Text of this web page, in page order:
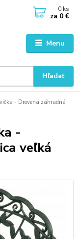
Menu
Hľadať
0 ks
za 0 €
- Drevená záhradná
-
veľká